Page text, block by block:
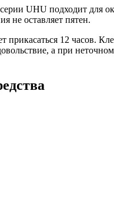
UHU подходит для
не оставляет пятен.
прикасаться 12 часов.
а при